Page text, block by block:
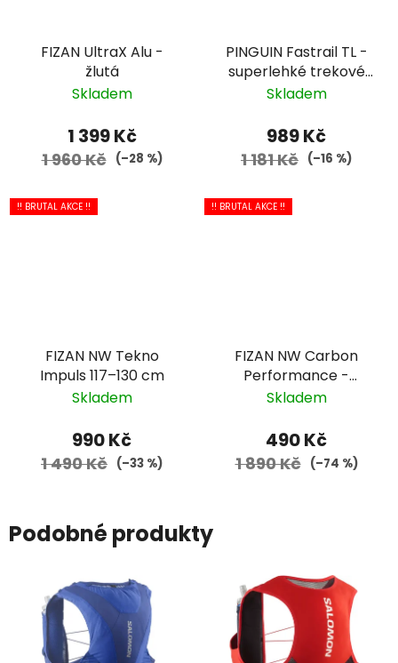
FIZAN UltraX Alu -
žlutá
Skladem
1 399 Kč
1 960 Kč (–28 %)
PINGUIN Fastrail TL -
superlehké trekové
hole, česká značka,
Skladem
989 Kč
1 181 Kč (–16 %)
!! BRUTAL AKCE !!
FIZAN NW Tekno
Impuls 117–130 cm
Skladem
990 Kč
1 490 Kč (–33 %)
!! BRUTAL AKCE !!
FIZAN NW Carbon
Performance -
bílá/modrá
Skladem
490 Kč
1 890 Kč (–74 %)
Podobné produkty